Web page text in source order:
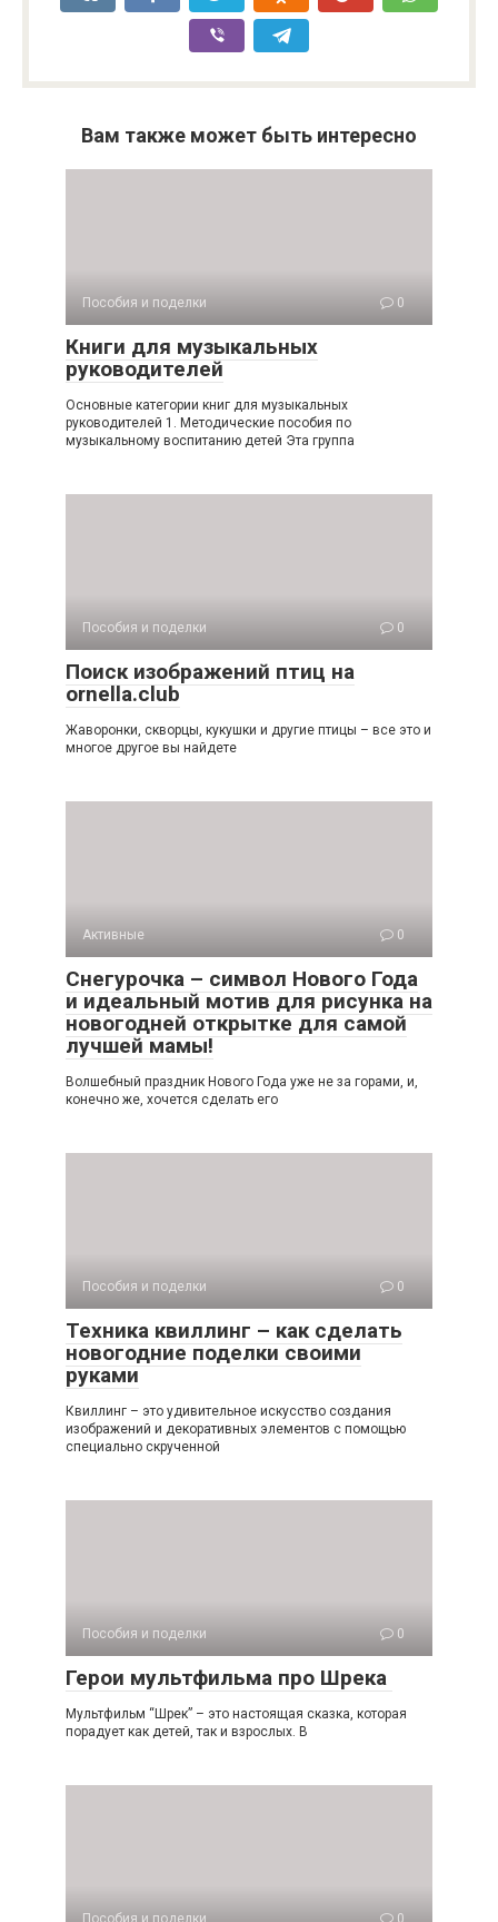
Вам также может быть интересно
Пособия и поделки 0
Книги для музыкальных
руководителей
Основные категории книг для музыкальных
руководителей 1. Методические пособия по
музыкальному воспитанию детей Эта группа
Пособия и поделки 0
Поиск изображений птиц на
ornella.club
Жаворонки, скворцы, кукушки и другие птицы – все это и
многое другое вы найдете
Активные 0
Снегурочка – символ Нового Года
и идеальный мотив для рисунка на
новогодней открытке для самой
лучшей мамы!
Волшебный праздник Нового Года уже не за горами, и,
конечно же, хочется сделать его
Пособия и поделки 0
Техника квиллинг – как сделать
новогодние поделки своими
руками
Квиллинг – это удивительное искусство создания
изображений и декоративных элементов с помощью
специально скрученной
Пособия и поделки 0
Герои мультфильма про Шрека
Мультфильм “Шрек” – это настоящая сказка, которая
порадует как детей, так и взрослых. В
Пособия и поделки 0